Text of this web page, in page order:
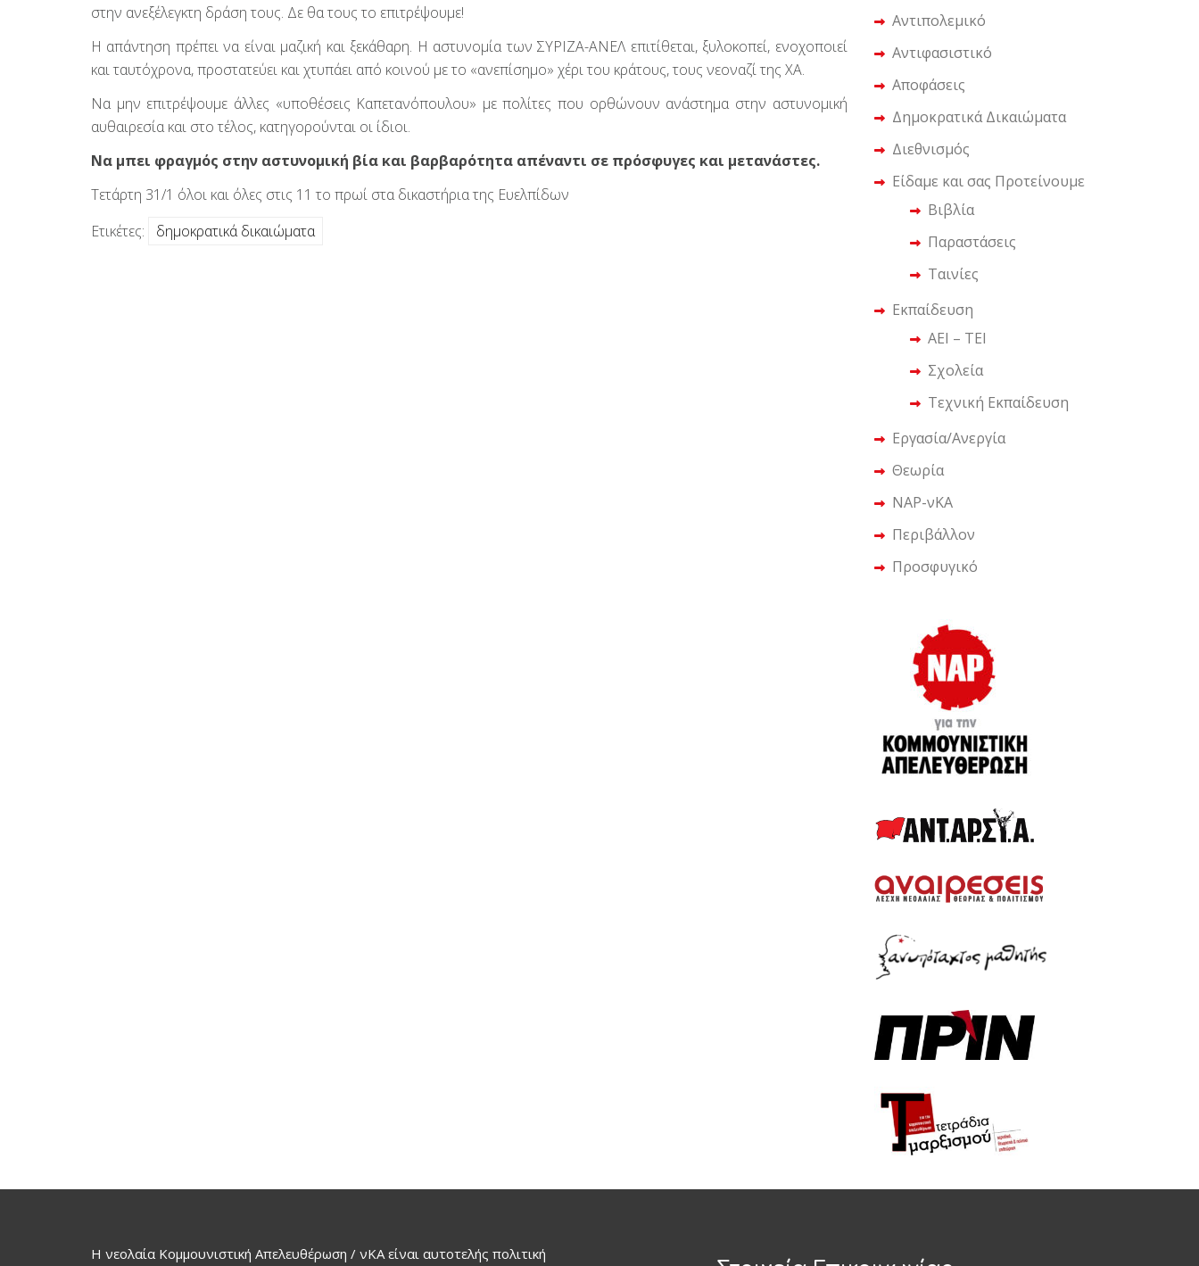
στην ανεξέλεγκτη δράση τους. Δε θα τους το επιτρέψουμε!
Η απάντηση πρέπει να είναι μαζική και ξεκάθαρη. Η αστυνομία των ΣΥΡΙΖΑ-ΑΝΕΛ επιτίθεται, ξυλοκοπεί, ενοχοποιεί
και ταυτόχρονα, προστατεύει και χτυπάει από κοινού με το «ανεπίσημο» χέρι του κράτους, τους νεοναζί της ΧΑ.
Να μην επιτρέψουμε άλλες «υποθέσεις Καπετανόπουλου» με πολίτες που ορθώνουν ανάστημα στην αστυνομική
αυθαιρεσία και στο τέλος, κατηγορούνται οι ίδιοι.
Να μπει φραγμός στην αστυνομική βία και βαρβαρότητα απέναντι σε πρόσφυγες και μετανάστες.
Τετάρτη 31/1 όλοι και όλες στις 11 το πρωί στα δικαστήρια της Ευελπίδων
Ετικέτες:
δημοκρατικά δικαιώματα
Αντιπολεμικό
Αντιφασιστικό
Αποφάσεις
Δημοκρατικά Δικαιώματα
Διεθνισμός
Είδαμε και σας Προτείνουμε
Βιβλία
Παραστάσεις
Ταινίες
Εκπαίδευση
ΑΕΙ – ΤΕΙ
Σχολεία
Τεχνική Εκπαίδευση
Εργασία/Ανεργία
Θεωρία
ΝΑΡ-νΚΑ
Περιβάλλον
Προσφυγικό
Η νεολαία Κομμουνιστική Απελευθέρωση / νΚΑ είναι αυτοτελής πολιτική